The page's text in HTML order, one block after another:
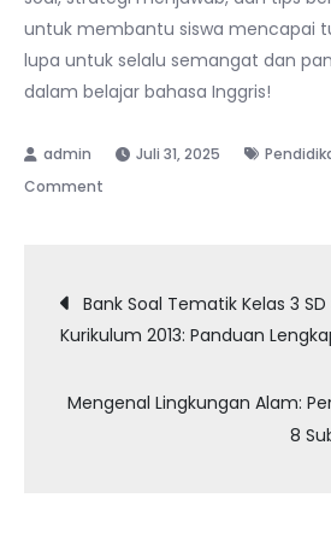
untuk membantu siswa mencapai
lupa untuk selalu semangat dan
dalam belajar bahasa Inggris!
Juli 31, 2025
Comment
Inggris
Kelas
SMP:
Navigasi
pos
Bank Soal Tematik Kelas 3
Kurikulum 2013: Panduan
Mengenal Lingkungan Alam:
8